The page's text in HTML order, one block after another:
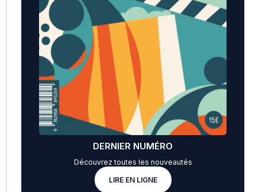
DERNIER NUMÉRO
Découvrez toutes les nouveautés
LIRE EN LIGNE